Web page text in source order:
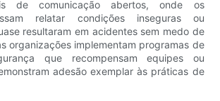
de comunicação abertos, onde os
relatar condições inseguras ou
resultaram em acidentes sem medo de
organizações implementam programas de
que recompensam equipes ou
adesão exemplar às práticas de